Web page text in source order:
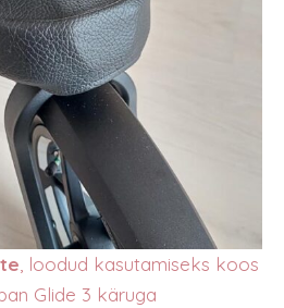
, loodud kasutamiseks koos
Glide 3 käruga